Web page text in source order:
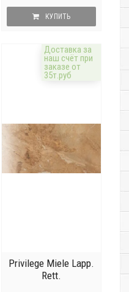
КУПИТЬ
Доставка за
наш счёт при
заказе от
35т.руб
Privilege Miele Lapp.
Rett.